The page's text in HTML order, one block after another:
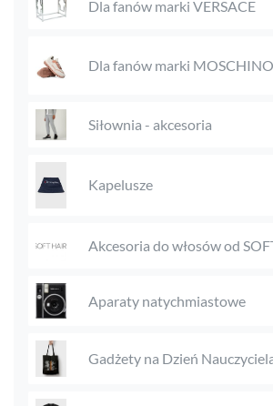
Dla fanów marki VERSACE
Dla fanów marki MOSCHINO
Siłownia - akcesoria
Kapelusze
Akcesoria do włosów od
Aparaty natychmiastowe
Gadżety na Dzień